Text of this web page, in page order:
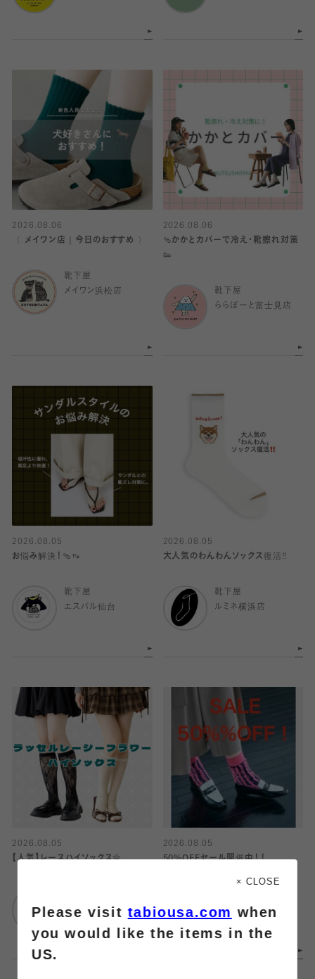
2026.08.06
〈 メイワン店｜今日のおすすめ 〉
靴下屋
メイワン浜松店
2026.08.06
🩴かかとカバーで冷え・靴擦れ対策
👟
靴下屋
ららぽーと富士見店
2026.08.05
お悩み解決！🩴👡
靴下屋
エスパル仙台
2026.08.05
大人気のわんわんソックス復活‼️
靴下屋
ルミネ横浜店
2026.08.05
【人気】レースハイソックス🌼
仙台セルバ店
2026.08.05
50%OFFセール開催中！！
大丸神戸店
× CLOSE
Please visittabiousa.com when
you would like the items in the
US.